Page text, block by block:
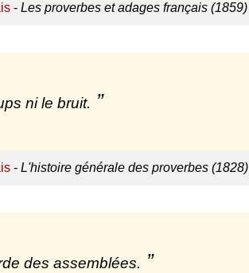
- Les proverbes et adages français (1859)
ni le bruit.
- L'histoire générale des proverbes (1828)
des assemblées.